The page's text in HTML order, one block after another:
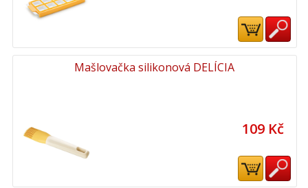
Mašlovačka silikonová DELÍCIA
109 Kč